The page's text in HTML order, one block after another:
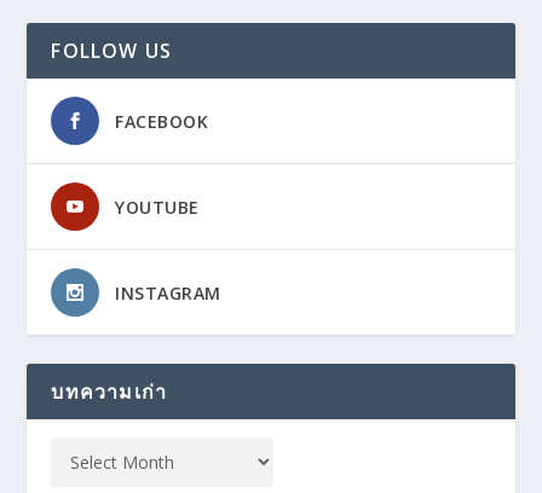
FOLLOW US
FACEBOOK
YOUTUBE
INSTAGRAM
บทความเก่า